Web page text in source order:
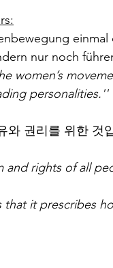
nur noch
women’s
personalities.''
와 권리를 위한 것
and rights of all
it prescribes